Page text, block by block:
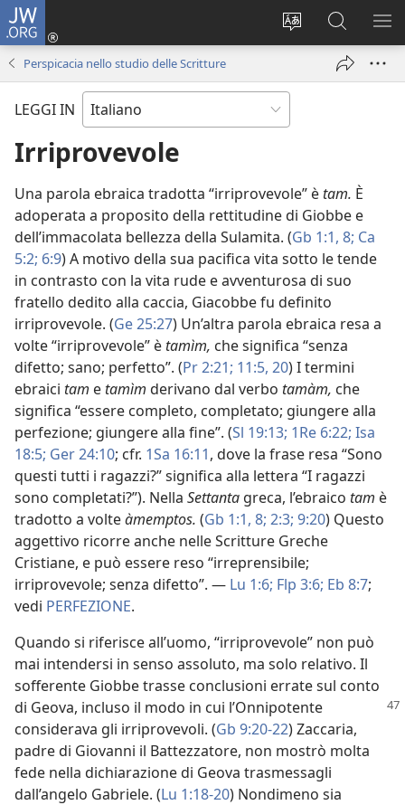
JW.ORG
Modificare
Accedi
(apre
finestra)
Cerca
in
JW.ORG
Perspicacia nello studio delle Scritture
LEGGI IN
Irriprovevole
Una parola ebraica tradotta “irriprovevole” è tam. È
adoperata a proposito della rettitudine di Giobbe e
dell’immacolata bellezza della Sulamita. (Gb 1:1, 8; Ca
5:2; 6:9) A motivo della sua pacifica vita sotto le tende
in contrasto con la vita rude e avventurosa di suo
fratello dedito alla caccia, Giacobbe fu definito
irriprovevole. (Ge 25:27) Un’altra parola ebraica resa a
volte “irriprovevole” è tamìm, che significa “senza
difetto; sano; perfetto”. (Pr 2:21; 11:5, 20) I termini
ebraici tam e tamìm derivano dal verbo tamàm, che
significa “essere completo, completato; giungere alla
perfezione; giungere alla fine”. (Sl 19:13; 1Re 6:22; Isa
18:5; Ger 24:10; cfr. 1Sa 16:11, dove la frase resa “Sono
questi tutti i ragazzi?” significa alla lettera “I ragazzi
sono completati?”). Nella Settanta greca, l’ebraico tam è
tradotto a volteàmemptos. (Gb 1:1, 8; 2:3; 9:20) Questo
aggettivo ricorre anche nelle Scritture Greche
Cristiane, e può essere reso “irreprensibile;
irriprovevole; senza difetto”. — Lu 1:6; Flp 3:6; Eb 8:7;
vedi PERFEZIONE.
Quando si riferisce all’uomo, “irriprovevole” non può
mai intendersi in senso assoluto, ma solo relativo. Il
sofferente Giobbe trasse conclusioni errate sul conto
di Geova, incluso il modo in cui l’Onnipotente
considerava gli irriprovevoli. (Gb 9:20-22) Zaccaria,
padre di Giovanni il Battezzatore, non mostrò molta
fede nella dichiarazione di Geova trasmessagli
dall’angelo Gabriele. (Lu 1:18-20) Nondimeno sia